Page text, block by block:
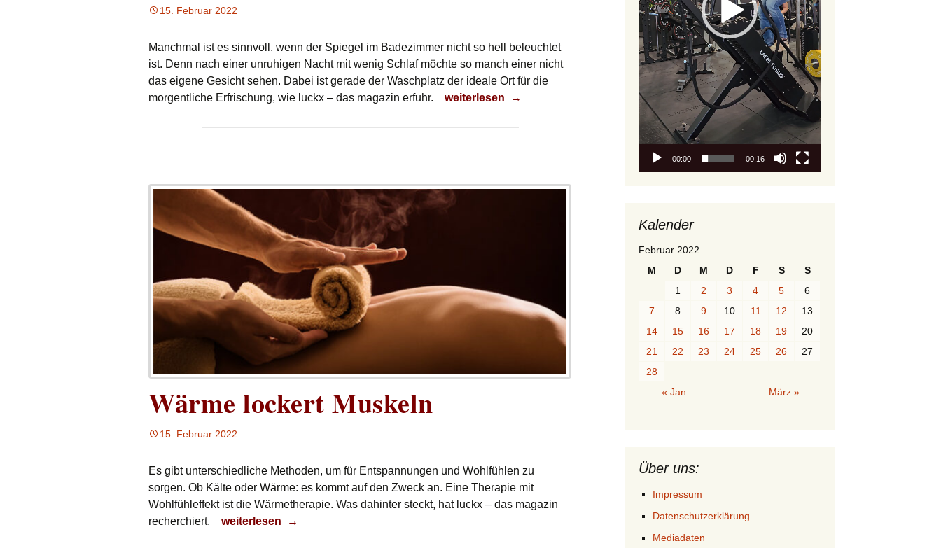
15. Februar 2022
Manchmal ist es sinnvoll, wenn der Spiegel im Badezimmer nicht so hell beleuchtet
ist. Denn nach einer unruhigen Nacht mit wenig Schlaf möchte so manch einer nicht
das eigene Gesicht sehen. Dabei ist gerade der Waschplatz der ideale Ort für die
morgentliche Erfrischung, wie luckx – das magazin erfuhr.
Erfrischung und Entspannung
weiterlesen →
Wärme lockert Muskeln
15. Februar 2022
Es gibt unterschiedliche Methoden, um für Entspannungen und Wohlfühlen zu
sorgen. Ob Kälte oder Wärme: es kommt auf den Zweck an. Eine Therapie mit
Wohlfühleffekt ist die Wärmetherapie. Was dahinter steckt, hat luckx – das magazin
recherchiert.
Wärme lockert Muskeln
weiterlesen →
00:00 00:16
Kalender
Februar 2022
M
D M D F S
S
1
2 3 4 5
6
7
8 9 10 11 12
13
14
15 16 17 18 19
20
21
22 23 24 25 26
27
28
« Jan.
März »
Über uns:
Impressum
Datenschutzerklärung
Mediadaten